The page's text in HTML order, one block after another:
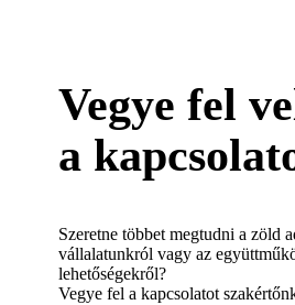
Vegye fel
a
Szeretne többet megtudni a zöld
vállalatunkról vagy az
lehetőségekről?
Vegye fel a kapcsolatot